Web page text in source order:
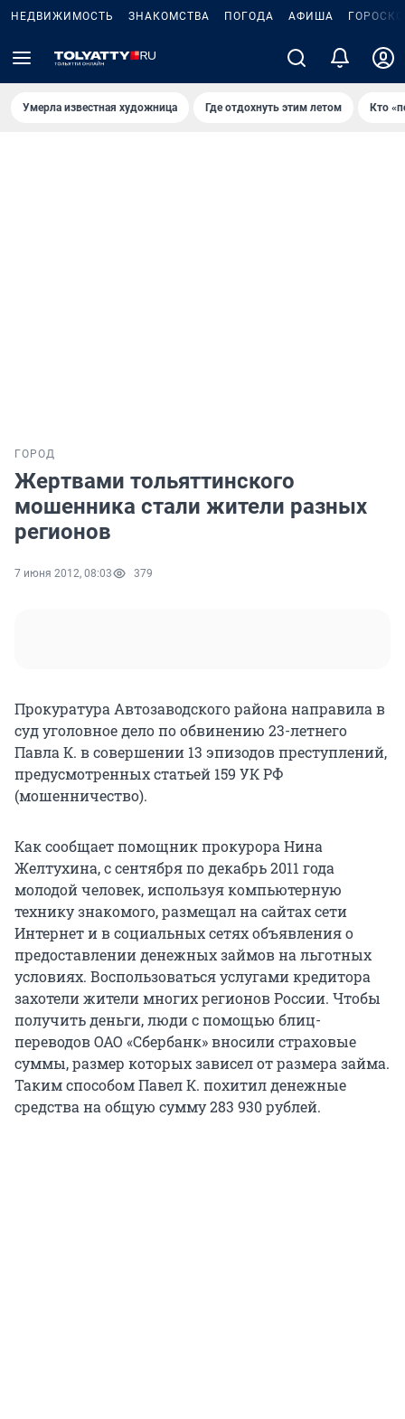
НЕДВИЖИМОСТЬ ЗНАКОМСТВА ПОГОДА АФИША
Умерла известная художница Где отдохнуть этим летом Кто
ГОРОД
Жертвами тольяттинского
мошенника стали жители разных
регионов
7 июня 2012, 08:03 379
Прокуратура Автозаводского района направила в
суд уголовное дело по обвинению 23-летнего
Павла К. в совершении 13 эпизодов преступлений,
предусмотренных статьей 159 УК РФ
(мошенничество).
Как сообщает помощник прокурора Нина
Желтухина, с сентября по декабрь 2011 года
молодой человек, используя компьютерную
технику знакомого, размещал на сайтах сети
Интернет и в социальных сетях объявления о
предоставлении денежных займов на льготных
условиях. Воспользоваться услугами кредитора
захотели жители многих регионов России. Чтобы
получить деньги, люди с помощью блиц-
переводов ОАО «Сбербанк» вносили страховые
суммы, размер которых зависел от размера займа.
Таким способом Павел К. похитил денежные
средства на общую сумму 283 930 рублей.